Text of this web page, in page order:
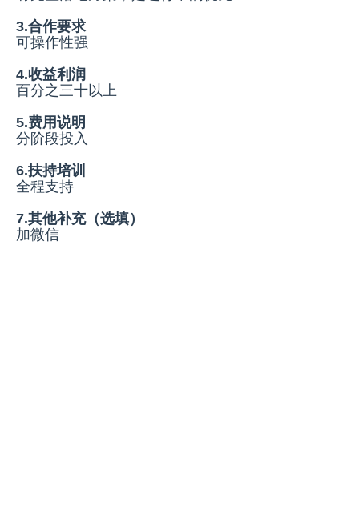
3.合作要求
可操作性强
4.收益利润
百分之三十以上
5.费用说明
分阶段投入
6.扶持培训
全程支持
7.其他补充（选填）
加微信